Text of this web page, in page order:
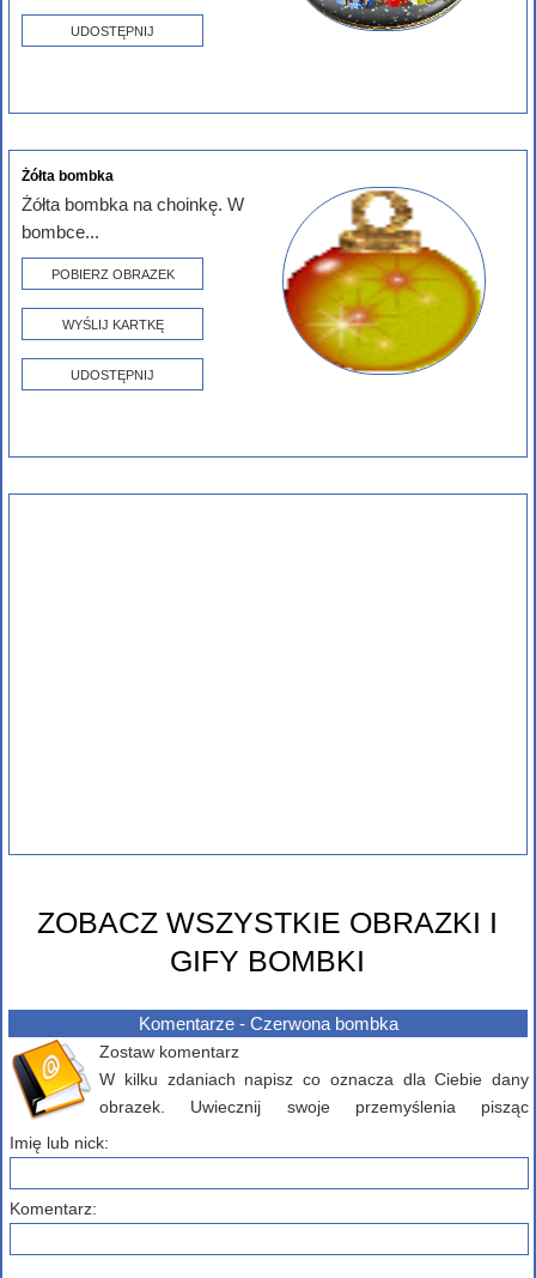
UDOSTĘPNIJ
Żółta bombka
Żółta bombka na choinkę. W
bombce...
POBIERZ OBRAZEK
WYŚLIJ KARTKĘ
UDOSTĘPNIJ
ZOBACZ WSZYSTKIE OBRAZKI I
GIFY BOMBKI
Komentarze - Czerwona bombka
Zostaw komentarz
W kilku zdaniach napisz co oznacza dla Ciebie dany
obrazek. Uwiecznij swoje przemyślenia pisząc
Imię lub nick:
Komentarz: